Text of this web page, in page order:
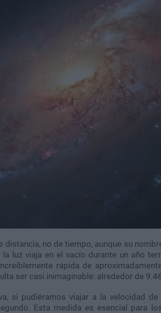
distancia, no de tiempo, aunque su
luz viaja en el vacío durante un año
rápida de
ser casi inimaginable: alrededor de
si pudiéramos viajar a la velocidad
Esta medida es esencial para